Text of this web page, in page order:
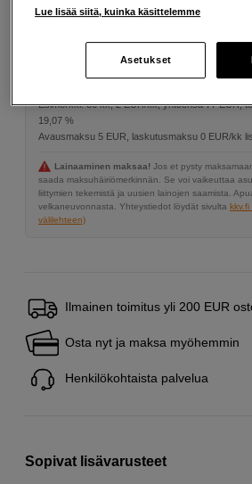
Lisää
Maksa Svea-erämaksulla
Esimerkki: 36 kk, 2 EUR/kk, yhteensä 77 EUR,
19,07 %
Avausmaksu 5 EUR, laskutusmaksu 0 EUR/kk
Lainaaminen maksaa! Jos et pysty
saada maksuhäiriömerkinnän. Se voi vaikeuttaa
liittymien tekemistä ja uusien lainojen saamista.
velkaneuvonnasta. Yhteystiedot löydät sivulta
välilehteen)
Ilmainen toimitus yli 200 EUR
Osta nyt ja maksa myöhemmin
Henkilökohtaista palvelua
Sopivat lisävarusteet
Lue lisää siitä, kuinka käsittelemme
Asetukset